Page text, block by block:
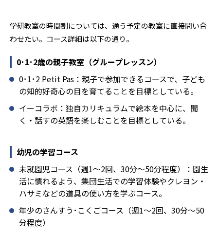
学研教室の時間割については、通う予定の教室に直接問い合
わせたい。コース詳細は以下の通り。
0･1･2歳の親子教室（グループレッスン）
0･1･2 Petit Pas：親子で参加できるコースで、子ども
の知的好奇心の目を育てることを目標としている。
イーコラボ：独自カリキュラムで絵本を中心に、聞
く・話すの英語を楽しむことを目標としている。
幼児の学習コース
未就園児コース（週1～2回、30分～50分程度）：園生
活に慣れるよう、集団生活での学習体験やクレヨン・
ハサミなどの道具の使い方を学ぶコース。
年少のさんすう･こくごコース（週1～2回、30分～50
分程度）